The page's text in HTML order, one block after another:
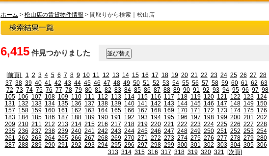
ホーム > 松山店の賃貸物件情報 > 間取りから検索｜松山店
6,415 件見つかりました
[前頁] 1 2 3 4 5 6 7 8 9 10 11 12 13 14 15 16 17 18 19 20 21 22 23 24 25 26 27 28
37 38 39 40 41 42 43 44 45 46 47 48 49 50 51 52 53 54 55 56 57 58 59 60 61 62 63
72 73 74 75 76 77 78 79 80 81 82 83 84 85 86 87 88 89 90 91 92 93 94 95 96 97 98
105 106 107 108 109 110 111 112 113 114 115 116 117 118 119 120 121 122 123 124
131 132 133 134 135 136 137 138 139 140 141 142 143 144 145 146 147 148 149 150
157 158 159 160 161 162 163 164 165 166 167 168 169 170 171 172 173 174 175 176
183 184 185 186 187 188 189 190 191 192 193 194 195 196 197 198 199 200 201 202
209 210 211 212 213 214 215 216 217 218 219 220 221 222 223 224 225 226 227 228
235 236 237 238 239 240 241 242 243 244 245 246 247 248 249 250 251 252 253 254
261 262 263 264 265 266 267 268 269 270 271 272 273 274 275 276 277 278 279 280
287 288 289 290 291 292 293 294 295 296 297 298 299 300 301 302 303 304 305 306
313 314 315 316 317 318 319 320 321 [次頁]